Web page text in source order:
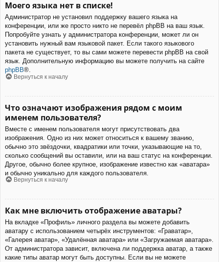
Моего языка нет в списке!
Администратор не установил поддержку вашего языка на
конференции, или же просто никто не перевёл phpBB на ваш язык.
Попробуйте узнать у администратора конференции, может ли он
установить нужный вам языковой пакет. Если такого языкового
пакета не существует, то вы сами можете перевести phpBB на свой
язык. Дополнительную информацию вы можете получить на сайте
phpBB®.
Вернуться к началу
Что означают изображения рядом с моим
именем пользователя?
Вместе с именем пользователя могут присутствовать два
изображения. Одно из них может относиться к вашему званию,
обычно это звёздочки, квадратики или точки, указывающие на то,
сколько сообщений вы оставили, или на ваш статус на конференции.
Другое, обычно более крупное, изображение известно как «аватара»
и обычно уникально для каждого пользователя.
Вернуться к началу
Как мне включить отображение аватары?
На вкладке «Профиль» личного раздела вы можете добавить
аватару с использованием четырёх инструментов: «Граватар»,
«Галерея аватар», «Удалённая аватара» или «Загружаемая аватара».
От администратора зависит, включена ли поддержка аватар, а также
какие типы аватар могут быть доступны. Если вы не можете